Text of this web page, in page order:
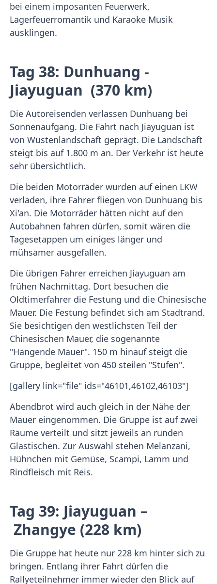
bei einem imposanten Feuerwerk,
Lagerfeuerromantik und Karaoke Musik
ausklingen.
Tag 38: Dunhuang -
Jiayuguan (370 km)
Die Autoreisenden verlassen Dunhuang bei
Sonnenaufgang. Die Fahrt nach Jiayuguan ist
von Wüstenlandschaft geprägt. Die Landschaft
steigt bis auf 1.800 m an. Der Verkehr ist heute
sehr übersichtlich.
Die beiden Motorräder wurden auf einen LKW
verladen, ihre Fahrer fliegen von Dunhuang bis
Xi'an. Die Motorräder hätten nicht auf den
Autobahnen fahren dürfen, somit wären die
Tagesetappen um einiges länger und
mühsamer ausgefallen.
Die übrigen Fahrer erreichen Jiayuguan am
frühen Nachmittag. Dort besuchen die
Oldtimerfahrer die Festung und die Chinesische
Mauer. Die Festung befindet sich am Stadtrand.
Sie besichtigen den westlichsten Teil der
Chinesischen Mauer, die sogenannte
"Hängende Mauer". 150 m hinauf steigt die
Gruppe, begleitet von 450 steilen "Stufen".
[gallery link="file" ids="46101,46102,46103"]
Abendbrot wird auch gleich in der Nähe der
Mauer eingenommen. Die Gruppe ist auf zwei
Räume verteilt und sitzt jeweils an runden
Glastischen. Zur Auswahl stehen Melanzani,
Hühnchen mit Gemüse, Scampi, Lamm und
Rindfleisch mit Reis.
Tag 39: Jiayuguan –
Zhangye (228 km)
Die Gruppe hat heute nur 228 km hinter sich zu
bringen. Entlang ihrer Fahrt dürfen die
Rallyeteilnehmer immer wieder den Blick auf